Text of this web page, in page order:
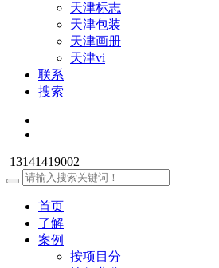
天津标志
天津包装
天津画册
天津vi
联系
搜索
13141419002
首页
了解
案例
按项目分